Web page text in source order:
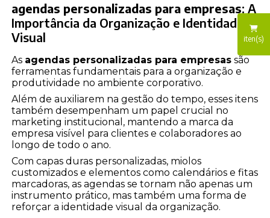
iten(s)
agendas personalizadas para empresas: A
Importância da Organização e Identidade
Visual
As agendas personalizadas para empresas são
ferramentas fundamentais para a organização e
produtividade no ambiente corporativo.
Além de auxiliarem na gestão do tempo, esses itens
também desempenham um papel crucial no
marketing institucional, mantendo a marca da
empresa visível para clientes e colaboradores ao
longo de todo o ano.
Com capas duras personalizadas, miolos
customizados e elementos como calendários e fitas
marcadoras, as agendas se tornam não apenas um
instrumento prático, mas também uma forma de
reforçar a identidade visual da organização.